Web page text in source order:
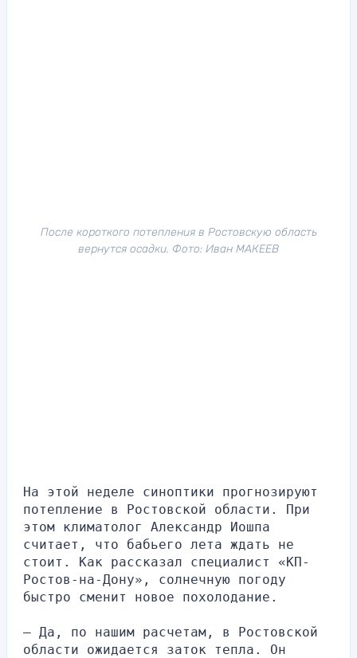
После короткого потепления в Ростовскую область
вернутся осадки. Фото: Иван МАКЕЕВ
На этой неделе синоптики прогнозируют
потепление в Ростовской области. При
этом климатолог Александр Иошпа
считает, что бабьего лета ждать не
стоит. Как рассказал специалист «КП-
Ростов-на-Дону», солнечную погоду
быстро сменит новое похолодание.
— Да, по нашим расчетам, в Ростовской
области ожидается заток тепла. Он